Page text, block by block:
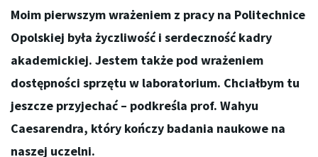
Moim pierwszym wrażeniem z pracy na Politechnice
Opolskiej była życzliwość i serdeczność kadry
akademickiej. Jestem także pod wrażeniem
dostępności sprzętu w laboratorium. Chciałbym tu
jeszcze przyjechać – podkreśla prof. Wahyu
Caesarendra, który kończy badania naukowe na
naszej uczelni.